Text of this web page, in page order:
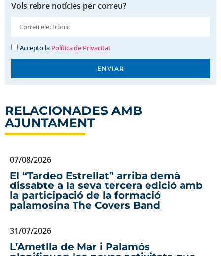
Vols rebre notícies per correu?
Accepto la Política de Privacitat
ENVIAR
RELACIONADES AMB
AJUNTAMENT
07/08/2026
El “Tardeo Estrellat” arriba demà
dissabte a la seva tercera edició amb
la participació de la formació
palamosina The Covers Band
31/07/2026
L’Ametlla de Mar i Palamós